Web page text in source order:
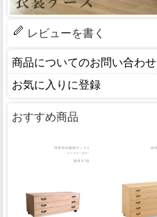
レビューを書く
商品についてのお問い合わせ
お気に入りに登録
おすすめ商品